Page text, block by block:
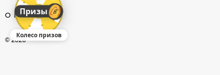
Призы
Колесо призов
О КОМПАНИИ
© 2026